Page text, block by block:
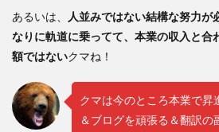
あるいは、
人並みではない結構な努力が
なりに軌道に乗ってて、本業の収入と合
額ではないクマね！
クマは今のところ本業で昇
＆ブログを頑張る＆翻訳